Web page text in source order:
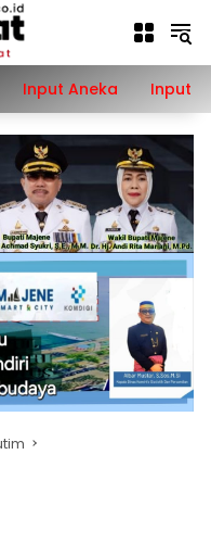
Input Aneka Input